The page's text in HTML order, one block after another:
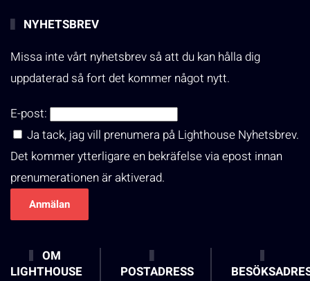
NYHETSBREV
Missa inte vårt nyhetsbrev så att du kan hålla dig
uppdaterad så fort det kommer något nytt.
E-post:
Ja tack, jag vill prenumera på Lighthouse Nyhetsbrev.
Det kommer ytterligare en bekräfelse via epost innan
prenumerationen är aktiverad.
OM
LIGHTHOUSE
POSTADRESS